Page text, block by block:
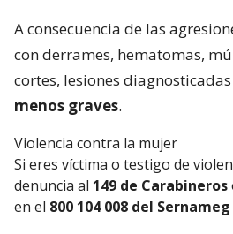
A consecuencia de las
con derrames, hematomas,
cortes, lesiones
menos graves.
Violencia contra la mujer
Si eres víctima o testigo de
denuncia al 149 de Carabineros
en el 800 104 008 del Sernameg